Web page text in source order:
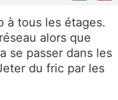
à tous les étages.
alors que
se passer dans les
du fric par les